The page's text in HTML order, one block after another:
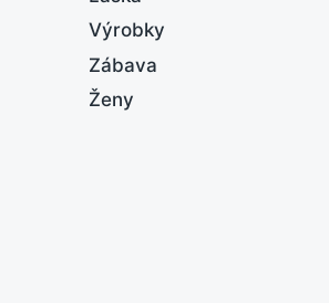
Výrobky
Zábava
Ženy